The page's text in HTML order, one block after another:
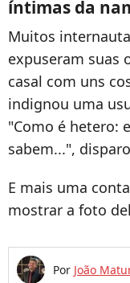
íntimas da
Muitos
expuseram suas
casal com uns
indignou uma
"Como é hetero:
sabem...",
E mais uma
mostrar a foto
Por João